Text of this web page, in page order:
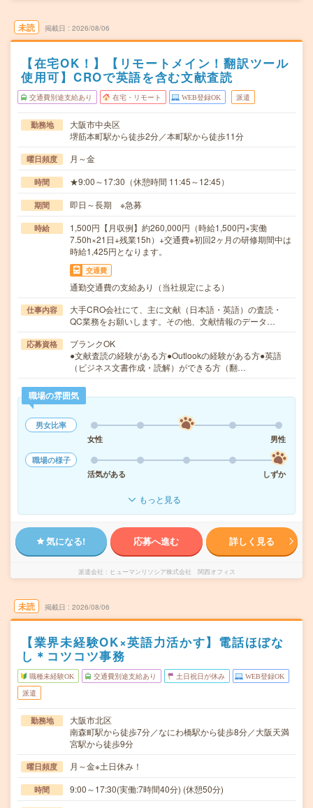
未読 掲載日 2026/08/06
【在宅OK！】【リモートメイン！翻訳ツール
使用可】CROで英語を含む文献査読
交通費別途支給あり 在宅・リモート WEB登録OK 派遣
勤務地
大阪市中央区
堺筋本町駅から徒歩2分／本町駅から徒歩11分
曜日頻度 月～金
時間 ★9:00～17:30（休憩時間 11:45～12:45）
期間 即日～長期 ※急募
時給
1,500円【月収例】約260,000円（時給1,500円×実働
7.50h×21日+残業15h）+交通費※初回2ヶ月の研修期間中は
時給1,425円となります。
交通費
通勤交通費の支給あり（当社規定による）
仕事内容
大手CRO会社にて、主に文献（日本語・英語）の査読・
QC業務をお願いします。その他、文献情報のデータ…
応募資格
ブランクOK
●文献査読の経験がある方●Outlookの経験がある方●英語
（ビジネス文書作成・読解）ができる方（翻…
職場の雰囲気
男女比率
女性
男性
職場の様子
活気がある
しずか
もっと見る
気になる! 応募へ進む 詳しく見る
派遣会社 ヒューマンリソシア株式会社 関西オフィス
未読 掲載日 2026/08/06
【業界未経験OK×英語力活かす】電話ほぼな
し＊コツコツ事務
職種未経験OK 交通費別途支給あり 土日祝日が休み WEB登録OK
派遣
勤務地
大阪市北区
南森町駅から徒歩7分／なにわ橋駅から徒歩8分／大阪天満
宮駅から徒歩9分
曜日頻度 月～金※土日休み！
時間 9:00～17:30(実働:7時間40分) (休憩50分)